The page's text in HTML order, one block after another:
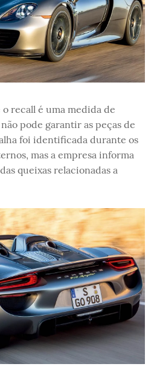
recall é uma medida de
pode garantir as peças de
foi identificada durante os
mas a empresa informa
queixas relacionadas a